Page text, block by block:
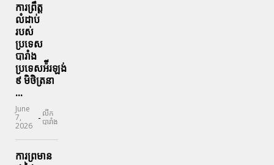
ការព្រឹត្ត
លំដាប់
របស់
ប្រទេស
បារាំង
ប្រទេសអ៉ីរឡង់
៩ មិថិត្រនា
...
June
7,
2026
- លីក
បារាំង
ការព្រមាន